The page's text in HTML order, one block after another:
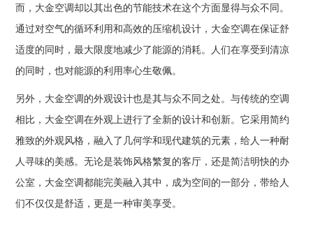
而，大金空调却以其出色的节能技术在这个方面显得与众不同。
通过对空气的循环利用和高效的压缩机设计，大金空调在保证舒
适度的同时，最大限度地减少了能源的消耗。人们在享受到清凉
的同时，也对能源的利用率心生敬佩。
另外，大金空调的外观设计也是其与众不同之处。与传统的空调
相比，大金空调在外观上进行了全新的设计和创新。它采用简约
雅致的外观风格，融入了几何学和现代建筑的元素，给人一种耐
人寻味的美感。无论是装饰风格繁复的客厅，还是简洁明快的办
公室，大金空调都能完美融入其中，成为空间的一部分，带给人
们不仅仅是舒适，更是一种审美享受。